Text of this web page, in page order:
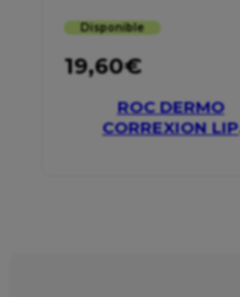
Disponible
19,60€
ROC DERMO
CORREXION LIP